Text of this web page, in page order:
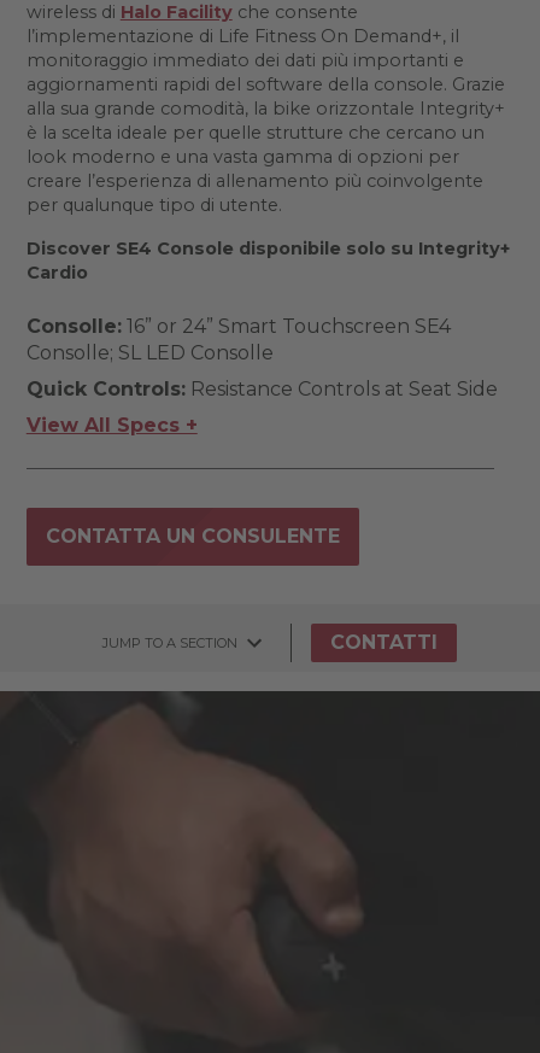
wireless di Halo Facilityche consente
l’implementazione di Life Fitness On Demand+, il
monitoraggio immediato dei dati più importanti e
aggiornamenti rapidi del software della console. Grazie
alla sua grande comodità, la bike orizzontale Integrity+
è la scelta ideale per quelle strutture che cercano un
look moderno e una vasta gamma di opzioni per
creare l’esperienza di allenamento più coinvolgente
per qualunque tipo di utente.
Discover SE4 Console disponibile solo su Integrity+
Cardio
Consolle:16” or 24” Smart Touchscreen SE4
Consolle; SL LED Consolle
Quick Controls:Resistance Controls at Seat Side
View All Specs +
CONTATTA UN CONSULENTE
JUMP TO A SECTION CONTATTI